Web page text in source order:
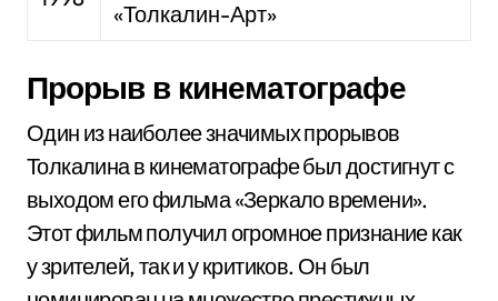
«Толкалин-Арт»
Прорыв в кинематографе
Один из наиболее значимых прорывов
Толкалина в кинематографе был достигнут с
выходом его фильма «Зеркало времени».
Этот фильм получил огромное признание как
у зрителей, так и у критиков. Он был